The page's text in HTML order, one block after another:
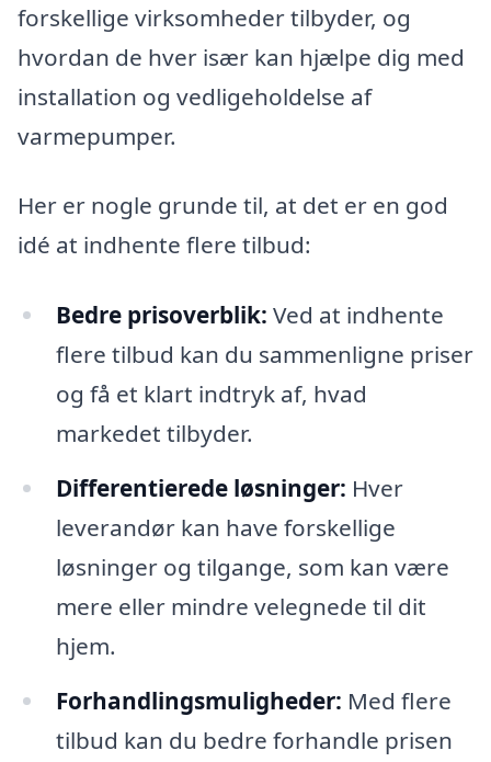
forskellige virksomheder tilbyder, og
hvordan de hver især kan hjælpe dig med
installation og vedligeholdelse af
varmepumper.
Her er nogle grunde til, at det er en god
idé at indhente flere tilbud:
Bedre prisoverblik: Ved at indhente
flere tilbud kan du sammenligne priser
og få et klart indtryk af, hvad
markedet tilbyder.
Differentierede løsninger: Hver
leverandør kan have forskellige
løsninger og tilgange, som kan være
mere eller mindre velegnede til dit
hjem.
Forhandlingsmuligheder: Med flere
tilbud kan du bedre forhandle prisen